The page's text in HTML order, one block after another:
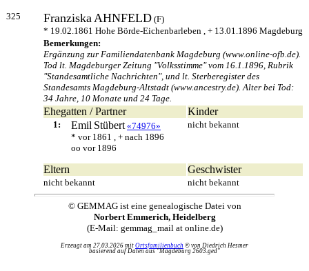
325 FranziskaAHNFELD (F)
* 19.02.1861 Hohe Börde-Eichenbarleben , + 13.01.1896 Magdeburg
Bemerkungen:
Ergänzung zur Familiendatenbank Magdeburg (www.online-ofb.de).
Tod lt. Magdeburger Zeitung "Volksstimme" vom 16.1.1896, Rubrik
"Standesamtliche Nachrichten", und lt. Sterberegister des
Standesamts Magdeburg-Altstadt (www.ancestry.de). Alter bei Tod:
34 Jahre, 10 Monate und 24 Tage.
Ehegatten / Partner Kinder
1: Emil Stübert «74976»
* vor 1861 , + nach 1896
oo vor 1896
nicht bekannt
Eltern Geschwister
nicht bekannt nicht bekannt
© GEMMAG ist eine genealogische Datei von
Norbert Emmerich, Heidelberg
(E-Mail: gemmag_mail at online.de)
Erzeugt am 27.03.2026 mit Ortsfamilienbuch © von Diedrich Hesmer
basierend auf Daten aus "Magdeburg 2603.ged"